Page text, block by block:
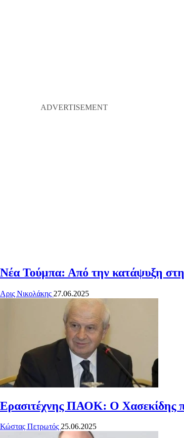
Νέα Τούμπα: Από την κατάψυξη
Αρις Νικολάκης 27.06.2025
Ερασιτέχνης ΠΑΟΚ: Ο Χασεκίδης
Κώστας Πετρωτός 25.06.2025